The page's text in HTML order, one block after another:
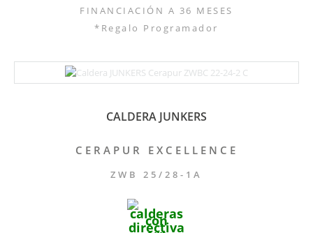
FINANCIACIÓN A 36 MESES
*Regalo Programador
CALDERA JUNKERS
CERAPUR EXCELLENCE
ZWB 25/28-1A